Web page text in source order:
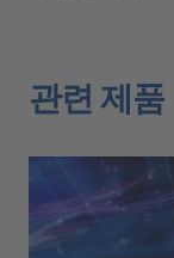
관련 제품